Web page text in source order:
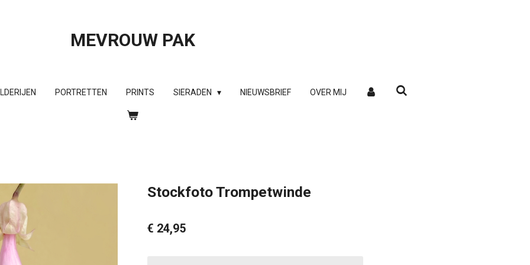
MEVROUW PAK
PORTRETTEN PRINTS SIERADEN NIEUWSBRIEF OVER MIJ
Stockfoto Trompetwinde
€ 24,95